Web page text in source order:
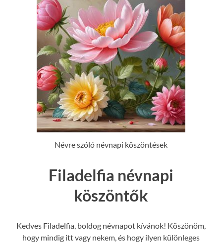
Névre szóló névnapi köszöntések
Filadelfia névnapi
köszöntők
Kedves Filadelfia, boldog névnapot kívánok! Köszönöm,
hogy mindig itt vagy nekem, és hogy ilyen különleges